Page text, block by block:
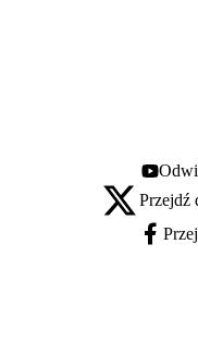
Youtube -
X - otwiera się w
Przejdź
Facebook